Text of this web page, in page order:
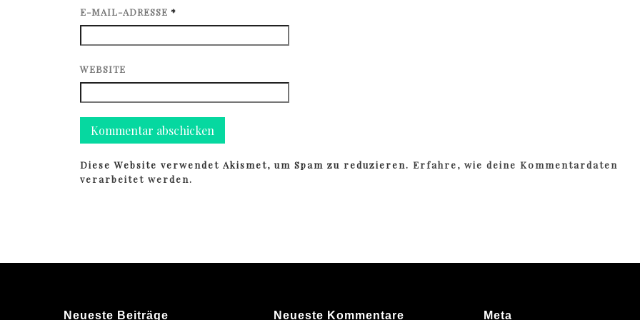
E-MAIL-ADRESSE *
WEBSITE
Diese Website verwendet Akismet, um Spam zu reduzieren.Erfahre, wie deine Kommentardaten
verarbeitet werden.
Neueste Beiträge Neueste Kommentare Meta